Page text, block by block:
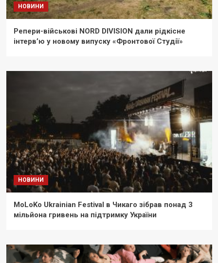
НОВИНИ
Репери-військові NORD DIVISION дали рідкісне
інтерв’ю у новому випуску «Фронтової Студії»
НОВИНИ
MoLoKo Ukrainian Festival в Чикаго зібрав понад 3
мільйона гривень на підтримку України